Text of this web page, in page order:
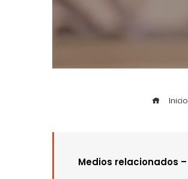
Inicio
Medios relacionados –